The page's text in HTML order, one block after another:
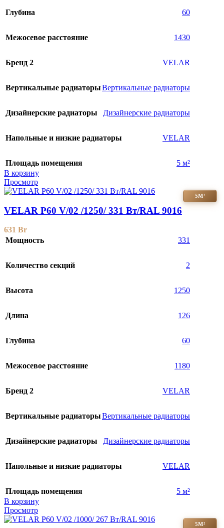
Глубина 60
Межосевое расстояние 1430
Бренд 2 VELAR
Вертикальные радиаторыВертикальные радиаторы
Дизайнерские радиаторы Дизайнерские радиаторы
Напольные и низкие радиаторы VELAR
Площадь помещения
5 м²
В корзину
Просмотр
5М²
VELAR P60 V/02 /1250/ 331 Bт/RAL 9016
631 Br
Мощность
331
Количество секций 2
Высота 1250
Длина 126
Глубина 60
Межосевое расстояние 1180
Бренд 2 VELAR
Вертикальные радиаторыВертикальные радиаторы
Дизайнерские радиаторы Дизайнерские радиаторы
Напольные и низкие радиаторы VELAR
Площадь помещения
5 м²
В корзину
Просмотр
5М²